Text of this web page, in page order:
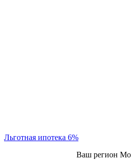
Льготная ипотека 6%
Ваш регион